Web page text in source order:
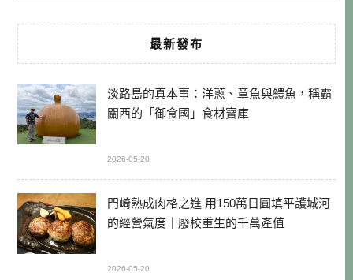
最新發布
淡路島的真本事：洋蔥、章魚與鱧魚，稱霸
關西的「御食國」食材寶庫
2026-05-20
門崎熟成肉格之進 用150萬日圓填平護城河
的經營氣度｜廢校重生的千萬產值
2026-05-20